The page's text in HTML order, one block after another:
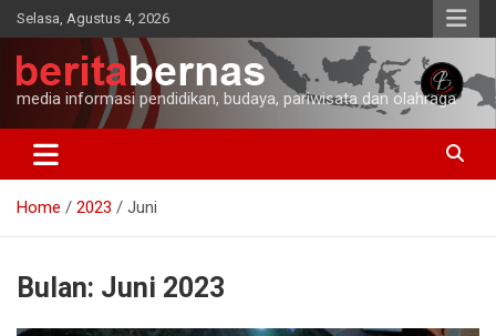
Skip
to
content
Selasa, Agustus 4, 2026
media informasi pendidikan, budaya, pariwisata dan olahraga
Home 2023 Juni
Bulan: Juni 2023